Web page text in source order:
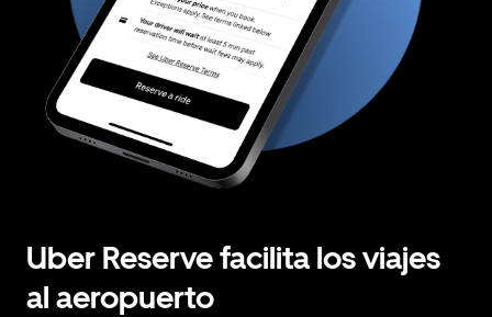
Uber Reserve facilita los viajes
al aeropuerto